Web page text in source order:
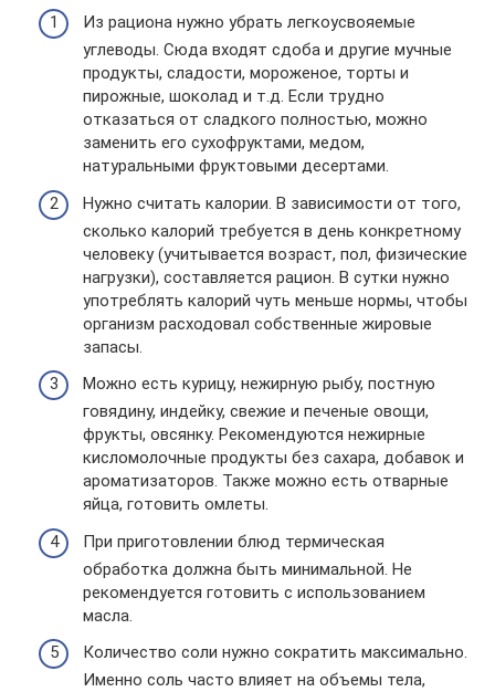
Из рациона нужно убрать легкоусвояемые
углеводы. Сюда входят сдоба и другие мучные
продукты, сладости, мороженое, торты и
пирожные, шоколад и т.д. Если трудно
отказаться от сладкого полностью, можно
заменить его сухофруктами, медом,
натуральными фруктовыми десертами.
Нужно считать калории. В зависимости от того,
сколько калорий требуется в день конкретному
человеку (учитывается возраст, пол, физические
нагрузки), составляется рацион. В сутки нужно
употреблять калорий чуть меньше нормы, чтобы
организм расходовал собственные жировые
запасы.
Можно есть курицу, нежирную рыбу, постную
говядину, индейку, свежие и печеные овощи,
фрукты, овсянку. Рекомендуются нежирные
кисломолочные продукты без сахара, добавок и
ароматизаторов. Также можно есть отварные
яйца, готовить омлеты.
При приготовлении блюд термическая
обработка должна быть минимальной. Не
рекомендуется готовить с использованием
масла.
Количество соли нужно сократить максимально.
Именно соль часто влияет на объемы тела,